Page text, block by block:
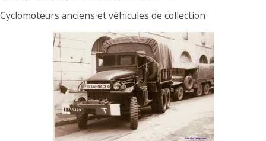
Cyclomoteurs anciens et véhicules de collection